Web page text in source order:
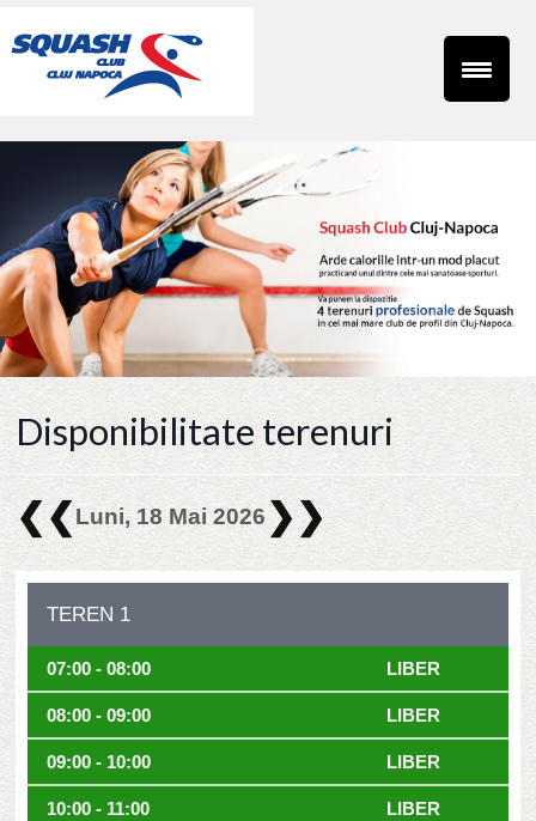
Disponibilitate terenuri
❮❮Luni, 18 Mai 2026 ❯❯
TEREN 1
07:00 - 08:00 LIBER
08:00 - 09:00 LIBER
09:00 - 10:00 LIBER
10:00 - 11:00 LIBER